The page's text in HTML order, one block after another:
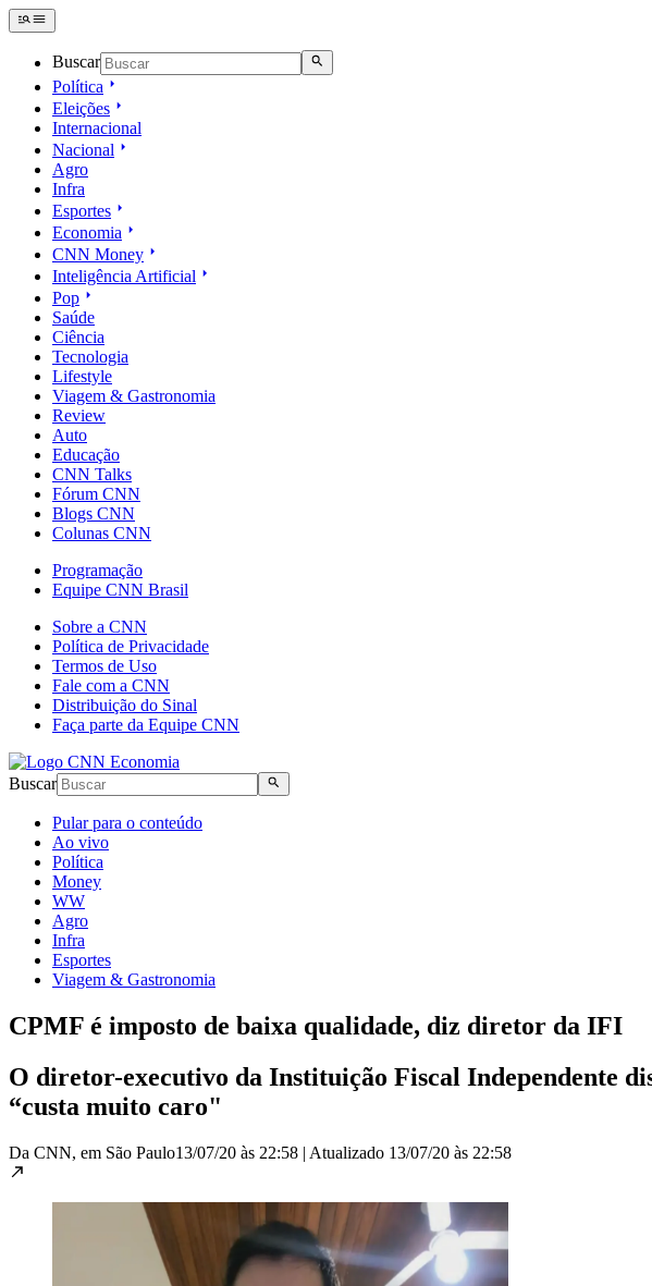
Buscar
Política
Eleições
Internacional
Nacional
Agro
Infra
Esportes
Economia
CNN Money
Inteligência Artificial
Pop
Saúde
Ciência
Tecnologia
Lifestyle
Viagem & Gastronomia
Review
Auto
Educação
CNN Talks
Fórum CNN
Blogs CNN
Colunas CNN
Programação
Equipe CNN Brasil
Sobre a CNN
Política de Privacidade
Termos de Uso
Fale com a CNN
Distribuição do Sinal
Faça parte da Equipe CNN
Buscar
Pular para o conteúdo
Ao vivo
Política
Money
WW
Agro
Infra
Esportes
Viagem & Gastronomia
CPMF é imposto de baixa qualidade, diz diretor da IFI
O diretor-executivo da Instituição Fiscal Independente
“custa muito caro"
Da CNN, em São Paulo13/07/20 às 22:58 | Atualizado 13/07/20 às 22:58